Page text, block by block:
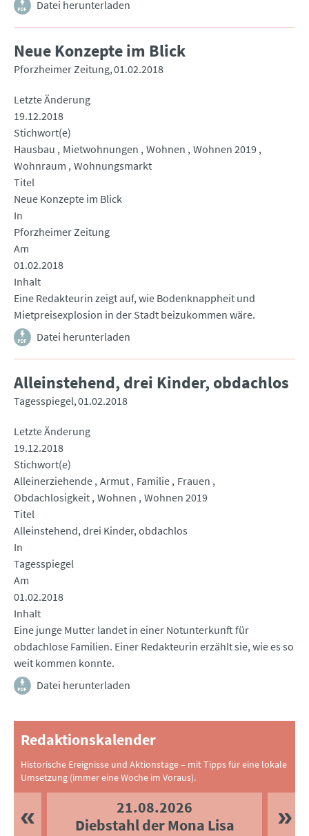
Datei herunterladen
Neue Konzepte im Blick
Pforzheimer Zeitung 01.02.2018
Letzte Änderung
19.12.2018
Stichwort(e)
Hausbau
Mietwohnungen Wohnen Wohnen 2019
Wohnraum Wohnungsmarkt
Titel
Neue Konzepte im Blick
In
Pforzheimer Zeitung
Am
01.02.2018
Inhalt
Eine Redakteurin zeigt auf, wie Bodenknappheit und
Mietpreisexplosion in der Stadt beizukommen wäre.
Datei herunterladen
Alleinstehend, drei Kinder, obdachlos
Tagesspiegel 01.02.2018
Letzte Änderung
19.12.2018
Stichwort(e)
Alleinerziehende Armut Familie Frauen
Obdachlosigkeit Wohnen Wohnen 2019
Titel
Alleinstehend, drei Kinder, obdachlos
In
Tagesspiegel
Am
01.02.2018
Inhalt
Eine junge Mutter landet in einer Notunterkunft für
obdachlose Familien. Einer Redakteurin erzählt sie, wie es so
weit kommen konnte.
Datei herunterladen
Redaktionskalender
Historische Ereignisse und Aktionstage – mit Tipps für eine lokale
Umsetzung (immer eine Woche im Voraus).
21.08.2026
Diebstahl der Mona Lisa